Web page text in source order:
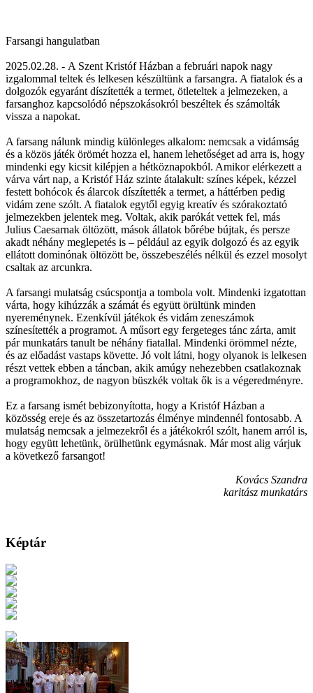
Farsangi hangulatban
2025.02.28. - A Szent Kristóf Házban a februári napok nagy
izgalommal teltek és lelkesen készültünk a farsangra. A fiatalok és a
dolgozók egyaránt díszítették a termet, ötleteltek a jelmezeken, a
farsanghoz kapcsolódó népszokásokról beszéltek és számolták
vissza a napokat.
A farsang nálunk mindig különleges alkalom: nemcsak a vidámság
és a közös játék örömét hozza el, hanem lehetőséget ad arra is, hogy
mindenki egy kicsit kilépjen a hétköznapokból. Amikor elérkezett a
várva várt nap, a Kristóf Ház szinte átalakult: színes képek, kézzel
festett bohócok és álarcok díszítették a termet, a háttérben pedig
vidám zene szólt. A fiatalok egytől egyig kreatív és szórakoztató
jelmezekben jelentek meg. Voltak, akik parókát vettek fel, más
Julius Caesarnak öltözött, mások állatok bőrébe bújtak, és persze
akadt néhány meglepetés is – például az egyik dolgozó és az egyik
ellátott dominónak öltözött be, összebeszélés nélkül és ezzel mosolyt
csaltak az arcunkra.
A farsangi mulatság csúcspontja a tombola volt. Mindenki izgatottan
várta, hogy kihúzzák a számát és együtt örültünk minden
nyereménynek. Ezenkívül játékok és vidám zeneszámok
színesítették a programot. A műsort egy fergeteges tánc zárta, amit
pár munkatárs tanult be néhány fiatallal. Mindenki örömmel nézte,
és az előadást vastaps követte. Jó volt látni, hogy olyanok is lelkesen
részt vettek ebben a táncban, akik amúgy nehezebben csatlakoznak
a programokhoz, de nagyon büszkék voltak ők is a végeredményre.
Ez a farsang ismét bebizonyította, hogy a Kristóf Házban a
közösség ereje és az összetartozás élménye mindennél fontosabb. A
mulatság nemcsak a jelmezekről és a játékokról szólt, hanem arról is,
hogy együtt lehetünk, örülhetünk egymásnak. Már most alig várjuk
a következő farsangot!
Kovács Szandra
karitász munkatárs
Képtár